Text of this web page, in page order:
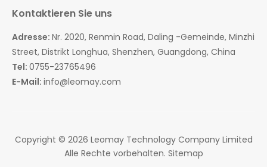
Kontaktieren Sie uns
Adresse: Nr. 2020, Renmin Road, Daling -Gemeinde, Minzhi
Street, Distrikt Longhua, Shenzhen, Guangdong, China
Tel: 0755-23765496
E-Mail: info@leomay.com
Copyright © 2026 Leomay Technology Company Limited
Alle Rechte vorbehalten. Sitemap